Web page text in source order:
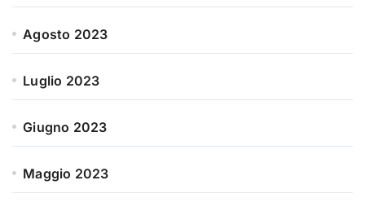
Agosto 2023
Luglio 2023
Giugno 2023
Maggio 2023